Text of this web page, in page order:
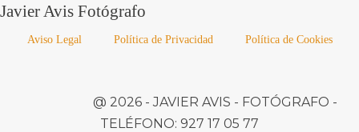
Javier Avis Fotógrafo
Aviso Legal Política de Privacidad Política de Cookies
@ 2026 -JAVIER AVIS - FOTÓGRAFO -
TELÉFONO: 927 17 05 77